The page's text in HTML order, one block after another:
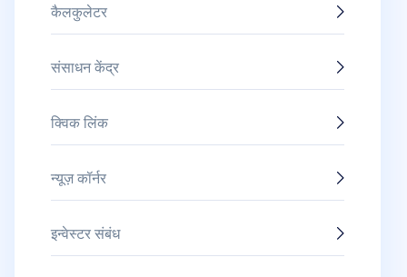
कैलकुलेटर
संसाधन केंद्र
क्विक लिंक
न्यूज़ कॉर्नर
इन्वेस्टर संबंध